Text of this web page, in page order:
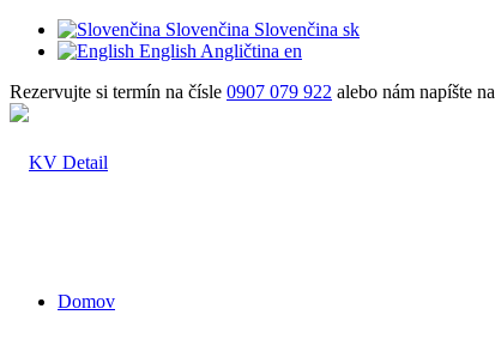
Slovenčina Slovenčina sk
English Angličtina en
Rezervujte si termín na čísle 0907 079 922 alebo nám napíšte na
Domov